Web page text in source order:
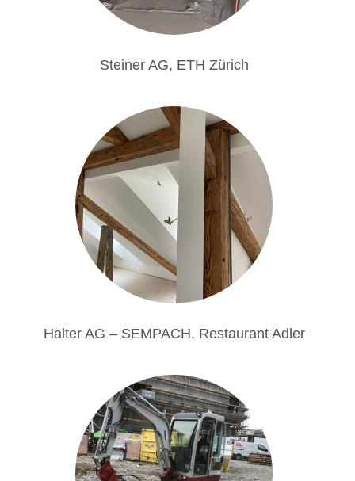
Steiner AG, ETH Zürich
Halter AG – SEMPACH, Restaurant Adler